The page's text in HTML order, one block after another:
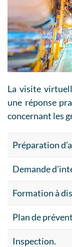
La visite
une réponse
concernant les
Préparation
Demande
Formation à
Plan de
Inspection.